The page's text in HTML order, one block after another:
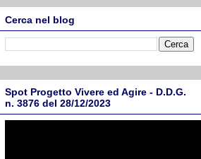
Cerca nel blog
Spot Progetto Vivere ed Agire - D.D.G.
n. 3876 del 28/12/2023